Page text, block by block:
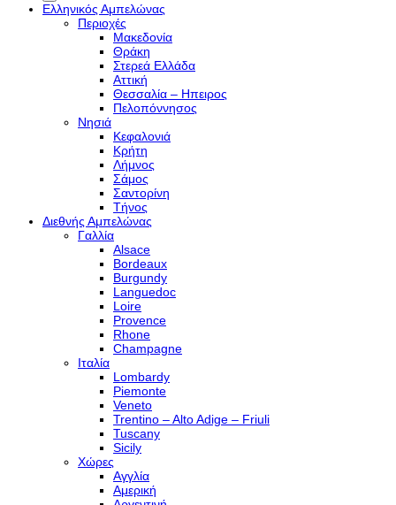
Ελληνικός Αμπελώνας
Περιοχές
Μακεδονία
Θράκη
Στερεά Ελλάδα
Αττική
Θεσσαλία – Hπειρος
Πελοπόννησος
Νησιά
Κεφαλονιά
Κρήτη
Λήμνος
Σάμος
Σαντορίνη
Τήνος
Διεθνής Αμπελώνας
Γαλλία
Alsace
Bordeaux
Burgundy
Languedoc
Loire
Provence
Rhone
Champagne
Ιταλία
Lombardy
Piemonte
Veneto
Trentino – Alto Adige – Friuli
Tuscany
Sicily
Χώρες
Αγγλία
Αμερική